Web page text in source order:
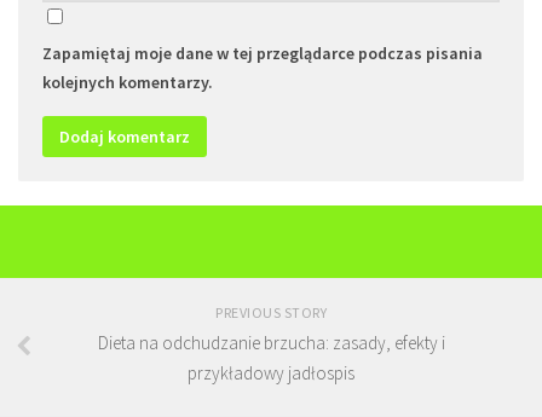
Zapamiętaj moje dane w tej przeglądarce podczas pisania
kolejnych komentarzy.
PREVIOUS STORY
Dieta na odchudzanie brzucha: zasady, efekty i
przykładowy jadłospis